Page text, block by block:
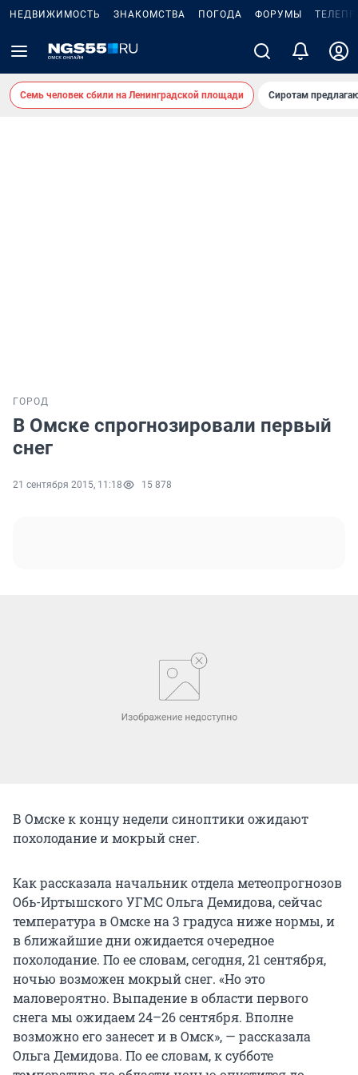
НЕДВИЖИМОСТЬ ЗНАКОМСТВА ПОГОДА ФОРУМЫ
Семь человек сбили на Ленинградской площади Сиротам
ГОРОД
В Омске спрогнозировали первый
снег
21 сентября 2015, 11:18 15 878
В Омске к концу недели синоптики ожидают
похолодание и мокрый снег.
Как рассказала начальник отдела метеопрогнозов
Обь-Иртышского УГМС Ольга Демидова, сейчас
температура в Омске на 3 градуса ниже нормы, и
в ближайшие дни ожидается очередное
похолодание. По ее словам, сегодня, 21 сентября,
ночью возможен мокрый снег. «Но это
маловероятно. Выпадение в области первого
снега мы ожидаем 24–26 сентября. Вполне
возможно его занесет и в Омск», — рассказала
Ольга Демидова. По ее словам, к субботе